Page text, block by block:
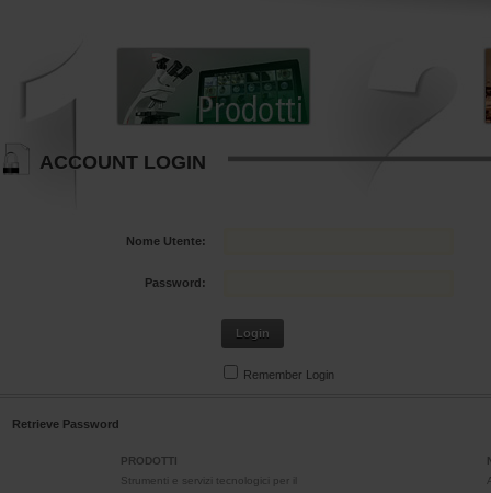
ACCOUNT LOGIN
Nome Utente:
Password:
Login
Remember Login
Retrieve Password
PRODOTTI
Strumenti e servizi tecnologici per il